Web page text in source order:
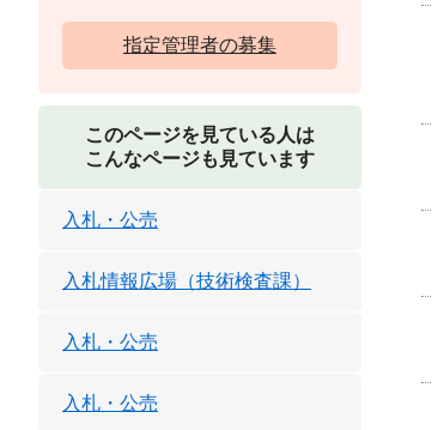
指定管理者の募集
このページを見ている人は
こんなページも見ています
入札・公売
入札情報広場（技術検査課）
入札・公売
入札・公売